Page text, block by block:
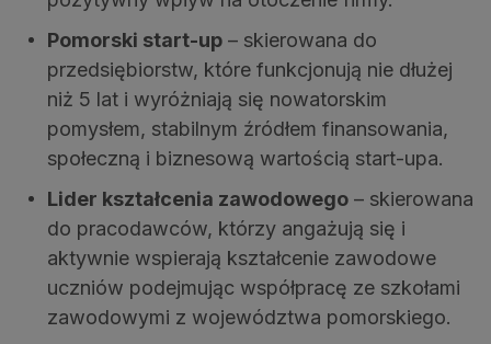
Pomorski start-up – skierowana do
przedsiębiorstw, które funkcjonują nie dłużej
niż 5 lat i wyróżniają się nowatorskim
pomysłem, stabilnym źródłem finansowania,
społeczną i biznesową wartością start-upa.
Lider kształcenia zawodowego – skierowana
do pracodawców, którzy angażują się i
aktywnie wspierają kształcenie zawodowe
uczniów podejmując współpracę ze szkołami
zawodowymi z województwa pomorskiego.